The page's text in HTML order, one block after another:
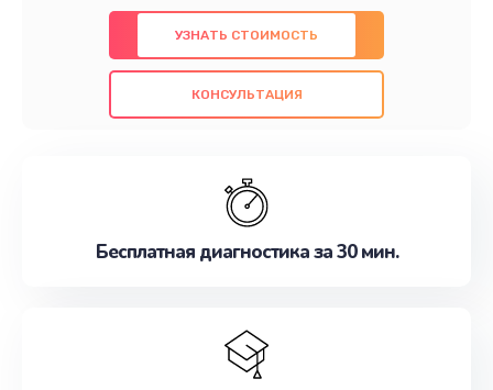
предлагаем быстрый и качественный ремонт с
использованием оригинальных компонентов, а
также гарантируем качество всех
проведенных работ. Наша цель - предоставить
наилучшим образом. Не медлите записаться на
УЗНАТЬ СТОИМОСТЬ
КОНСУЛЬТАЦИЯ
Бесплатная диагностика за 30 мин.